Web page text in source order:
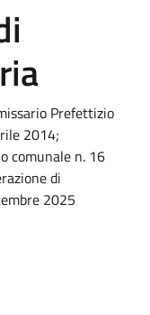
Prefettizio
2014;
comunale n. 16
di
2025